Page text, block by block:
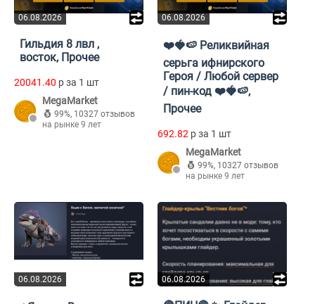
06.08.2026
Гильдия 8 лвл ,
восток, Прочее
20041.40 p за 1 шт
MegaMarket
99%, 10327 отзывов
на рынке 9 лет
06.08.2026
❤️🍓🍉 Реликвийная
серьга ифнирского
Героя / Любой сервер
/ пин-код ❤️🍓🍉,
Прочее
692.82 p за 1 шт
MegaMarket
99%, 10327 отзывов
на рынке 9 лет
06.08.2026 06.08.2026